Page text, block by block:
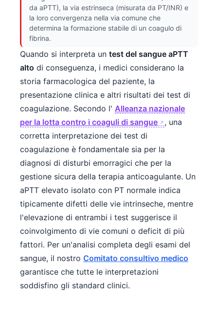
da aPTT), la via estrinseca (misurata da PT/INR) e
la loro convergenza nella via comune che
determina la formazione stabile di un coagulo di
fibrina.
Quando si interpreta un test del sangue aPTT
alto di conseguenza, i medici considerano la
storia farmacologica del paziente, la
presentazione clinica e altri risultati dei test di
coagulazione. Secondo l' Alleanza nazionale
per la lotta contro i coaguli di sangue
, una
corretta interpretazione dei test di
coagulazione è fondamentale sia per la
diagnosi di disturbi emorragici che per la
gestione sicura della terapia anticoagulante. Un
aPTT elevato isolato con PT normale indica
tipicamente difetti delle vie intrinseche, mentre
l'elevazione di entrambi i test suggerisce il
coinvolgimento di vie comuni o deficit di più
fattori. Per un'analisi completa degli esami del
sangue, il nostro Comitato consultivo medico
garantisce che tutte le interpretazioni
soddisfino gli standard clinici.